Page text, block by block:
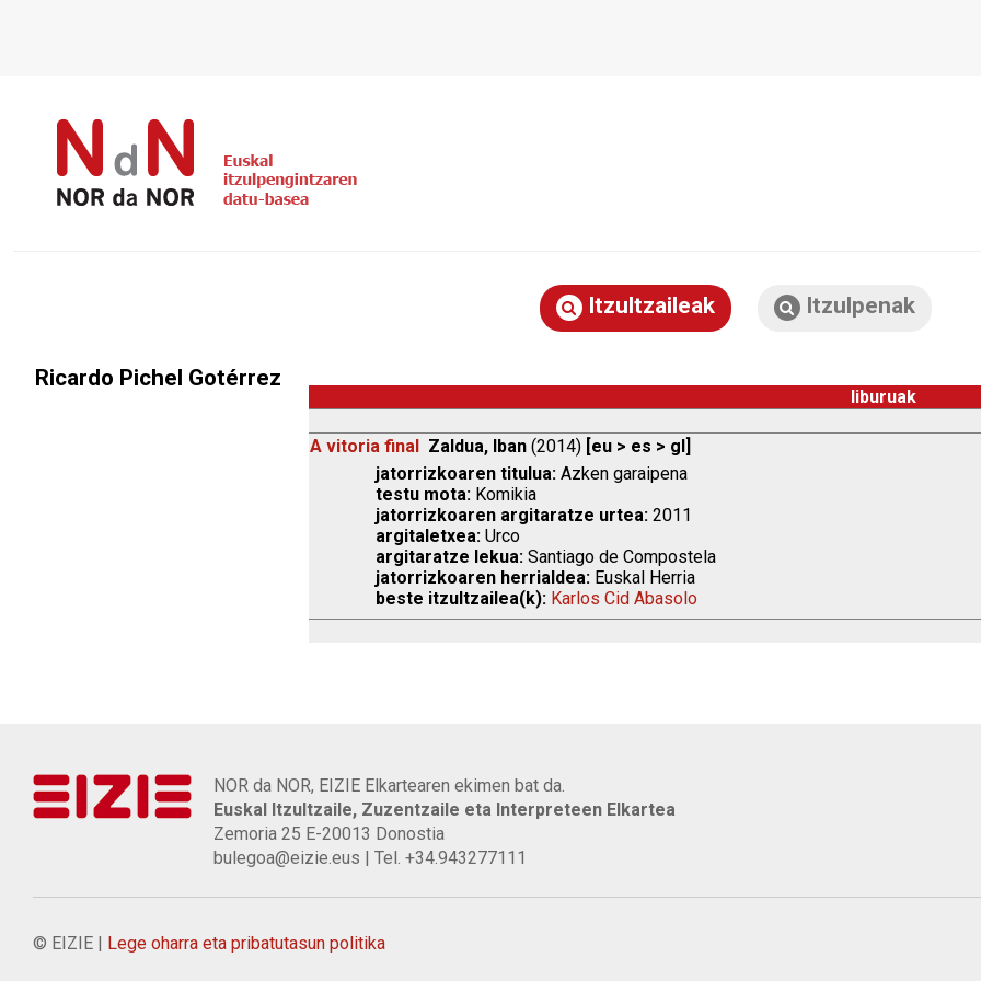
Itzultzaileak Itzulpenak
Ricardo Pichel Gotérrez
liburuak
A vitoria final Zaldua, Iban (2014) [eu > es > gl]
jatorrizkoaren titulua: Azken garaipena
testu mota: Komikia
jatorrizkoaren argitaratze urtea: 2011
argitaletxea: Urco
argitaratze lekua: Santiago de Compostela
jatorrizkoaren herrialdea: Euskal Herria
beste itzultzailea(k): Karlos Cid Abasolo
NOR da NOR, EIZIE Elkartearen ekimen bat da.
Euskal Itzultzaile, Zuzentzaile eta Interpreteen Elkartea
Zemoria 25 E-20013 Donostia
bulegoa@eizie.eus | Tel. +34.943277111
© EIZIE | Lege oharra eta pribatutasun politika